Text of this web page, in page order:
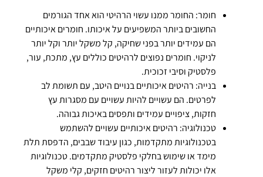
חומר: החומר ממנו עשוי הרהיטי הוא אחד הגורמים
החשובים ביותר המשפיעים על איכותו. חומרים איכותיים
הם עמידים יותר בפני שחיקה, קל משקל יותר וקל יותר
לניקוי. חומרים נפוצים לרהיטים כוללים עץ, מתכת, עור,
פלסטיק וסיבי זכוכית.
בנייה: רהיטים איכותיים בנויים היטב, עם תשומת לב
לפרטים. הם עשויים להיות עשויים עם מסגרות עץ
חזקות, ציפויים עמידים ותפסים באיכות גבוהה.
טכנולוגיה: רהיטים איכותיים עשויים להשתמש
בטכנולוגיות מתקדמות, כגון עיבוד שבבים, הדפסת תלת
מימד או שימוש בחלקי פלסטיק מתקדמים. טכנולוגיות
אלו יכולות לעזור ליצור רהיטים חזקים, קלי משקל